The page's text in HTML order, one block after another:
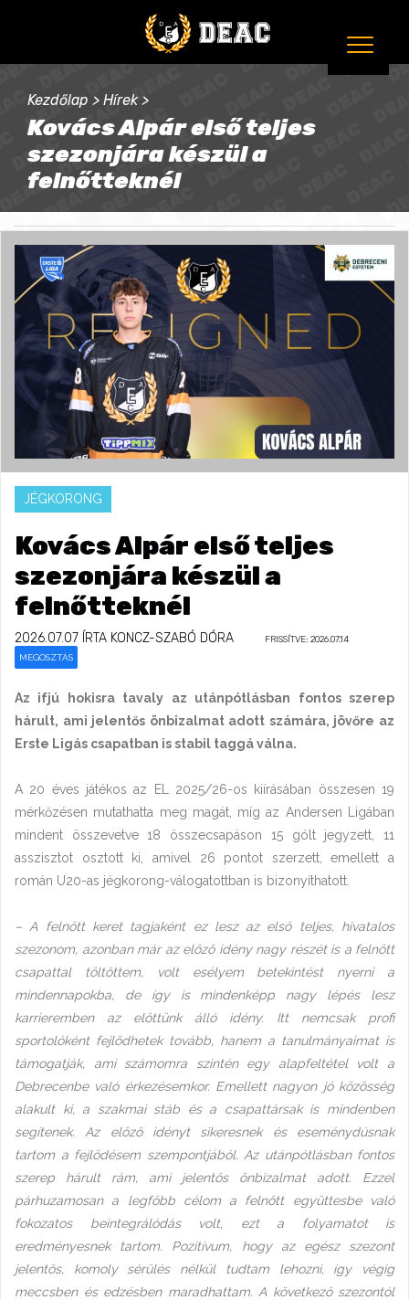
Kezdőlap > Hírek >
Kovács Alpár első teljes
szezonjára készül a
felnőtteknél
JÉGKORONG
Kovács Alpár első teljes
szezonjára készül a
felnőtteknél
2026.07.07 ÍRTA KONCZ-SZABÓ DÓRA FRISSÍTVE: 2026.07.14
MEGOSZTÁS
Az ifjú hokisra tavaly az utánpótlásban fontos szerep
hárult, ami jelentős önbizalmat adott számára, jövőre az
Erste Ligás csapatban is stabil taggá válna.
A 20 éves játékos az EL 2025/26-os kiírásában összesen 19
mérkőzésen mutathatta meg magát, míg az Andersen Ligában
mindent összevetve 18 összecsapáson 15 gólt jegyzett, 11
asszisztot osztott ki, amivel 26 pontot szerzett, emellett a
román U20-as jégkorong-válogatottban is bizonyíthatott.
– A felnőtt keret tagjaként ez lesz az első teljes, hivatalos
szezonom, azonban már az előző idény nagy részét is a felnőtt
csapattal töltöttem, volt esélyem betekintést nyerni a
mindennapokba, de így is mindenképp nagy lépés lesz
karrieremben az előttünk álló idény. Itt nemcsak profi
sportolóként fejlődhetek tovább, hanem a tanulmányaimat is
támogatják, ami számomra szintén egy alapfeltétel volt a
Debrecenbe való érkezésemkor. Emellett nagyon jó közösség
alakult ki, a szakmai stáb és a csapattársak is mindenben
segítenek. Az előző idényt sikeresnek és eseménydúsnak
tartom a fejlődésem szempontjából. Az utánpótlásban fontos
szerep hárult rám, ami jelentős önbizalmat adott. Ezzel
párhuzamosan a legfőbb célom a felnőtt együttesbe való
fokozatos beintegrálódás volt, ezt a folyamatot is
eredményesnek tartom. Pozitívum, hogy az egész szezont
jelentős, komoly sérülés nélkül tudtam lehozni, így végig
meccsben és edzésben maradhattam. A következő szezontól